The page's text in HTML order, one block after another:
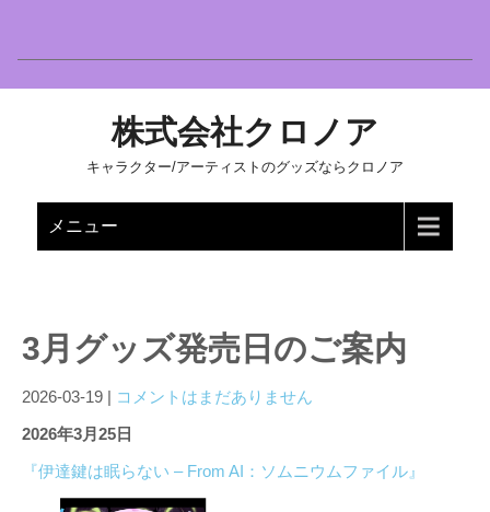
株式会社クロノア
キャラクター/アーティストのグッズならクロノア
メニュー
3月グッズ発売日のご案内
2026-03-19 | コメントはまだありません
2026年3月25日
『伊達鍵は眠らない – From AI：ソムニウムファイル』